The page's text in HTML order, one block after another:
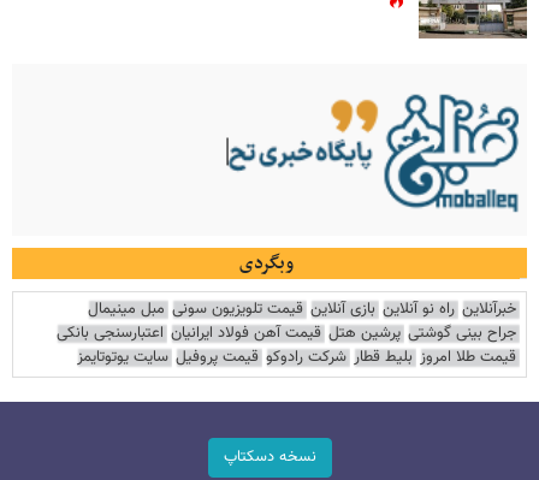
وبگردی
خبرآنلاین راه نو آنلاین بازی آنلاین قیمت تلویزیون سونی مبل مینیمال
جراح بینی گوشتی پرشین هتل قیمت آهن فولاد ایرانیان اعتبارسنجی بانکی
قیمت طلا امروز بلیط قطار شرکت رادوکو قیمت پروفیل سایت یوتوتایمز
نسخه دسکتاپ